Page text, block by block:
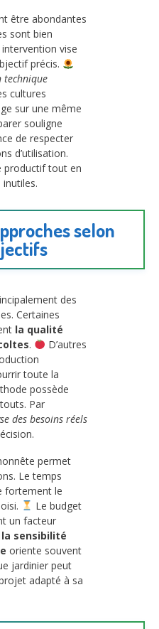
être abondantes
sont bien
vise
précis.
technique
cultures
sur une même
souligne
de respecter
d’utilisation.
productif tout en
selon
des
Certaines
la qualité
.
D’autres
toute la
possède
Par
des besoins réels
permet
Le temps
fortement le
Le budget
un facteur
la sensibilité
oriente souvent
jardinier peut
adapté à sa